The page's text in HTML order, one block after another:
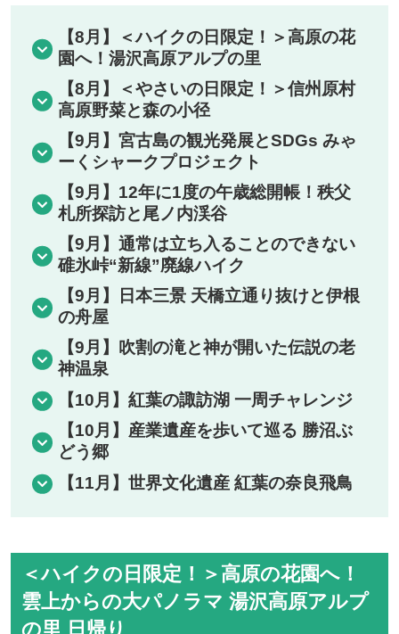
【8月】＜ハイクの日限定！＞高原の花
園へ！湯沢高原アルプの里
【8月】＜やさいの日限定！＞信州原村
高原野菜と森の小径
【9月】宮古島の観光発展とSDGs みゃ
ーくシャークプロジェクト
【9月】12年に1度の午歳総開帳！秩父
札所探訪と尾ノ内渓谷
【9月】通常は立ち入ることのできない
碓氷峠“新線”廃線ハイク
【9月】日本三景 天橋立通り抜けと伊根
の舟屋
【9月】吹割の滝と神が開いた伝説の老
神温泉
【10月】紅葉の諏訪湖 一周チャレンジ
【10月】産業遺産を歩いて巡る 勝沼ぶ
どう郷
【11月】世界文化遺産 紅葉の奈良飛鳥
＜ハイクの日限定！＞高原の花園へ！
雲上からの大パノラマ 湯沢高原アルプ
の里 日帰り